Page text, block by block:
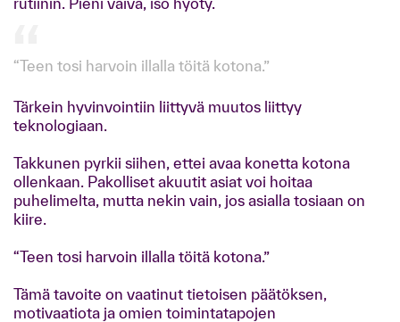
“Teen tosi harvoin illalla töitä kotona.”
Tärkein hyvinvointiin liittyvä muutos liittyy
teknologiaan.
Takkunen pyrkii siihen, ettei avaa konetta kotona
ollenkaan. Pakolliset akuutit asiat voi hoitaa
puhelimelta, mutta nekin vain, jos asialla tosiaan on
kiire.
“Teen tosi harvoin illalla töitä kotona.”
Tämä tavoite on vaatinut tietoisen päätöksen,
motivaatiota ja omien toimintatapojen